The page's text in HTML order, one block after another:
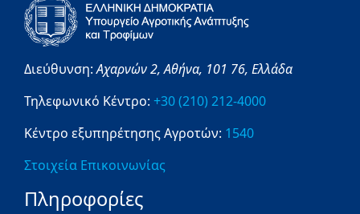
Διεύθυνση:Αχαρνών 2,Αθήνα, 101 76, Ελλάδα
Τηλεφωνικό Κέντρο: +30 (210) 212-4000
Κέντρο εξυπηρέτησης Αγροτών: 1540
Στοιχεία Επικοινωνίας
Πληροφορίες